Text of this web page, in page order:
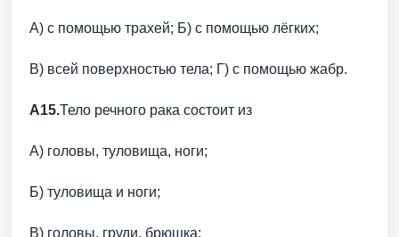
А) с помощью трахей; Б) с помощью лёгких;
В) всей поверхностью тела; Г) с помощью жабр.
А15.Тело речного рака состоит из
А) головы, туловища, ноги;
Б) туловища и ноги;
В) головы, груди, брюшка;